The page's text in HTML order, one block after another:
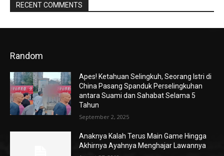
RECENT COMMENTS
Random
Apes! Ketahuan Selingkuh, Seorang Istri di
China Pasang Spanduk Perselingkuhan
antara Suami dan Sahabat Selama 5
Tahun
September 2, 2025
Anaknya Kalah Terus Main Game Hingga
Akhirnya Ayahnya Menghajar Lawannya